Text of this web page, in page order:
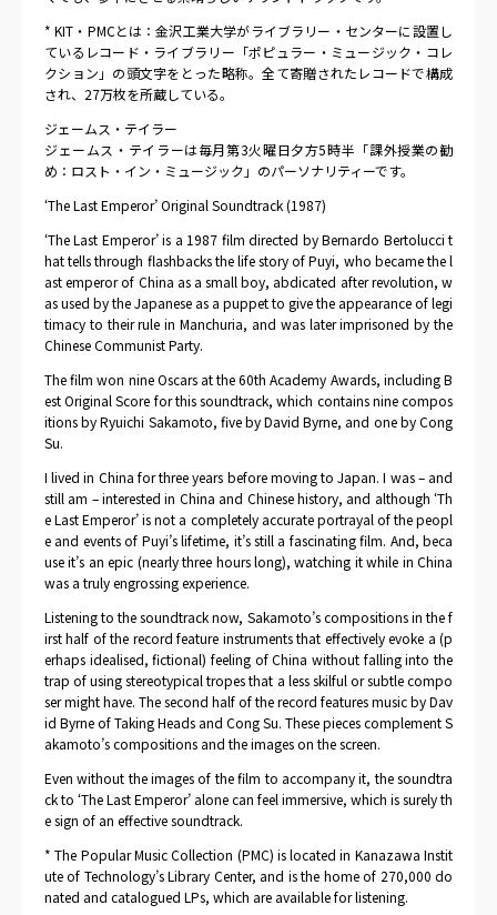
* KIT・PMCとは：金沢工業大学がライブラリー・センターに設置し
ているレコード・ライブラリー「ポピュラー・ミュージック・コレ
クション」の頭文字をとった略称。全て寄贈されたレコードで構成
され、27万枚を所蔵している。
ジェームス・テイラー
ジェームス・テイラーは毎月第3火曜日夕方5時半「課外授業の勧
め：ロスト・イン・ミュージック」のパーソナリティーです。
‘The Last Emperor’ Original Soundtrack (1987)
‘The Last Emperor’ is a 1987 film directed by Bernardo Bertolucci t
hat tells through flashbacks the life story of Puyi, who became the l
ast emperor of China as a small boy, abdicated after revolution, w
as used by the Japanese as a puppet to give the appearance of legi
timacy to their rule in Manchuria, and was later imprisoned by the
Chinese Communist Party.
The film won nine Oscars at the 60th Academy Awards, including B
est Original Score for this soundtrack, which contains nine compos
itions by Ryuichi Sakamoto, five by David Byrne, and one by Cong
Su.
I lived in China for three years before moving to Japan. I was – and
still am – interested in China and Chinese history, and although ‘Th
e Last Emperor’ is not a completely accurate portrayal of the peopl
e and events of Puyi’s lifetime, it’s still a fascinating film. And, beca
use it’s an epic (nearly three hours long), watching it while in China
was a truly engrossing experience.
Listening to the soundtrack now, Sakamoto’s compositions in the f
irst half of the record feature instruments that effectively evoke a (p
erhaps idealised, fictional) feeling of China without falling into the
trap of using stereotypical tropes that a less skilful or subtle compo
ser might have. The second half of the record features music by Dav
id Byrne of Taking Heads and Cong Su. These pieces complement S
akamoto’s compositions and the images on the screen.
Even without the images of the film to accompany it, the soundtra
ck to ‘The Last Emperor’ alone can feel immersive, which is surely th
e sign of an effective soundtrack.
* The Popular Music Collection (PMC) is located in Kanazawa Instit
ute of Technology’s Library Center, and is the home of 270,000 do
nated and catalogued LPs, which are available for listening.